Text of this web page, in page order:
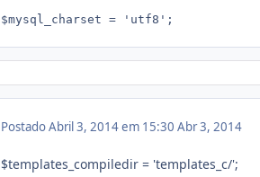
PostadoAbril 3, 2014 em 15:30 Abr 3, 2014
$templates_compiledir = 'templates_c/';